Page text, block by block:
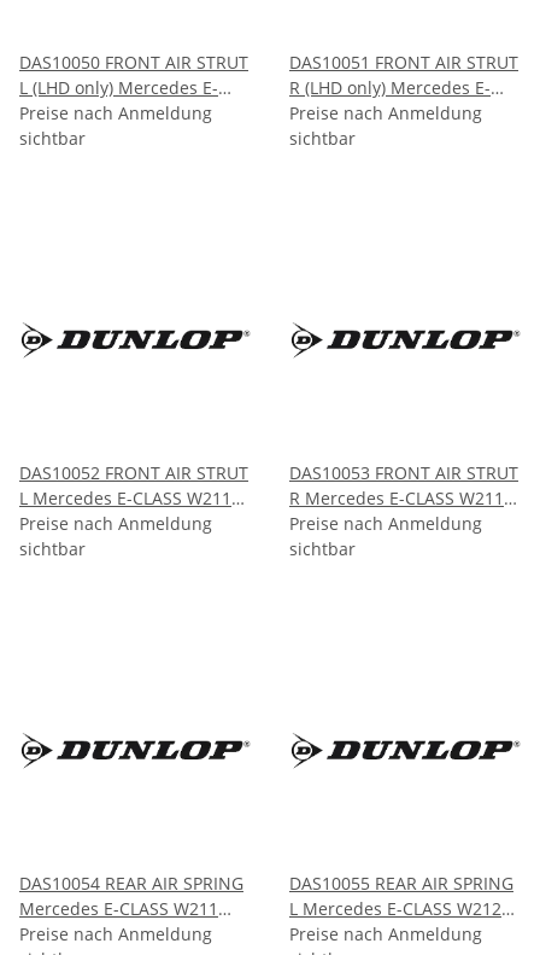
DAS10050 FRONT AIR STRUT
L (LHD only) Mercedes E-
CLASS W211 4Matic 2002-
2009
Preise nach Anmeldung
sichtbar
DAS10051 FRONT AIR STRUT
R (LHD only) Mercedes E-
CLASS W211 4Matic 2002-
2009
Preise nach Anmeldung
sichtbar
DAS10052 FRONT AIR STRUT
L Mercedes E-CLASS W211
CLS-CLASS W219 2002-2009
2005-2011
Preise nach Anmeldung
sichtbar
DAS10053 FRONT AIR STRUT
R Mercedes E-CLASS W211
CLS-CLASS W219 2002-2009
2005-2011
Preise nach Anmeldung
sichtbar
DAS10054 REAR AIR SPRING
Mercedes E-CLASS W211
(rear levelling only) inc
Preise nach Anmeldung
DAS10055 REAR AIR SPRING
L Mercedes E-CLASS W212
CLS-CLASS W218 2009-2017
Preise nach Anmeldung